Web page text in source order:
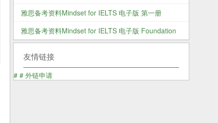
雅思备考资料Mindset for IELTS 电子版 第一册
雅思备考资料Mindset for IELTS 电子版 Foundation
友情链接
# # 外链申请